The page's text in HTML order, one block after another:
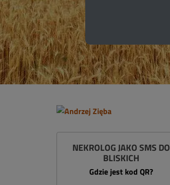
NEKROLOG JAKO SMS DO
BLISKICH
Gdzie jest kod QR?